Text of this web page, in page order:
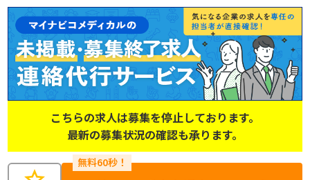
こちらの求人は募集を停止しております。
最新の募集状況の確認も承ります。